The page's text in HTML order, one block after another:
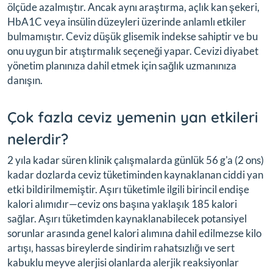
ölçüde azalmıştır. Ancak aynı araştırma, açlık kan şekeri,
HbA1C veya insülin düzeyleri üzerinde anlamlı etkiler
bulmamıştır. Ceviz düşük glisemik indekse sahiptir ve bu
onu uygun bir atıştırmalık seçeneği yapar. Cevizi diyabet
yönetim planınıza dahil etmek için sağlık uzmanınıza
danışın.
Çok fazla ceviz yemenin yan etkileri
nelerdir?
2 yıla kadar süren klinik çalışmalarda günlük 56 g'a (2 ons)
kadar dozlarda ceviz tüketiminden kaynaklanan ciddi yan
etki bildirilmemiştir. Aşırı tüketimle ilgili birincil endişe
kalori alımıdır—ceviz ons başına yaklaşık 185 kalori
sağlar. Aşırı tüketimden kaynaklanabilecek potansiyel
sorunlar arasında genel kalori alımına dahil edilmezse kilo
artışı, hassas bireylerde sindirim rahatsızlığı ve sert
kabuklu meyve alerjisi olanlarda alerjik reaksiyonlar